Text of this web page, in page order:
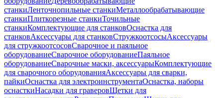
станкиЛенточнопильные станкиМеталлообрабатывающие
станкиПлиткорезные станкиТочильные
станкиКомплектующие для станковОснастка для
станковАксессуары для станковСтружкоотсосыАксессуары
для стружкоотсосовСварочное и паяльное
оборудованиеСварочное оборудованиеПаяльное
оборудованиеСварочные маски, аксессуарыКомплектующие
для сварочного оборудованияАксессуары для сварки,
пайкиОснастка для электроинструментаОснастка, наборы
оснасткиНасадки для граверовЩетки для